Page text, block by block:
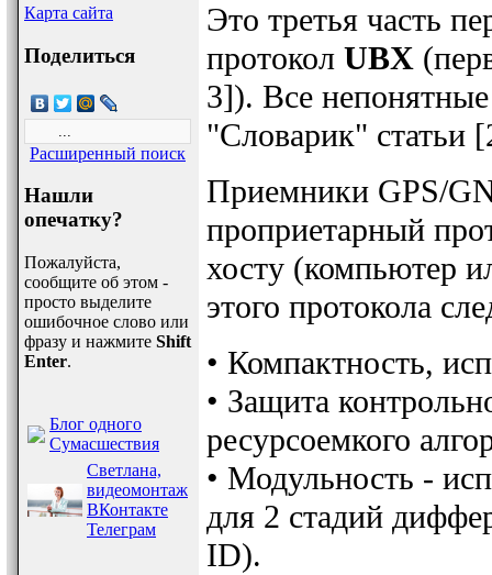
Карта сайта
Поделиться
Расширенный поиск
Нашли
опечатку?
Пожалуйста,
сообщите об этом -
просто выделите
ошибочное слово или
фразу и нажмите Shift
Enter.
Блог одного
Сумасшествия
Светлана,
видеомонтаж
ВКонтакте
Телеграм
Это третья часть
протокол UBX
3]). Все
"Словарик" статьи
Приемники GPS/
проприетарный
хосту (компьютер
этого протокола
• Компактность,
• Защита
ресурсоемкого
• Модульность -
для 2 стадий
ID).